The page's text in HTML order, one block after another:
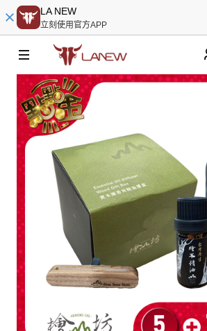
LA NEW
立刻使用官方APP